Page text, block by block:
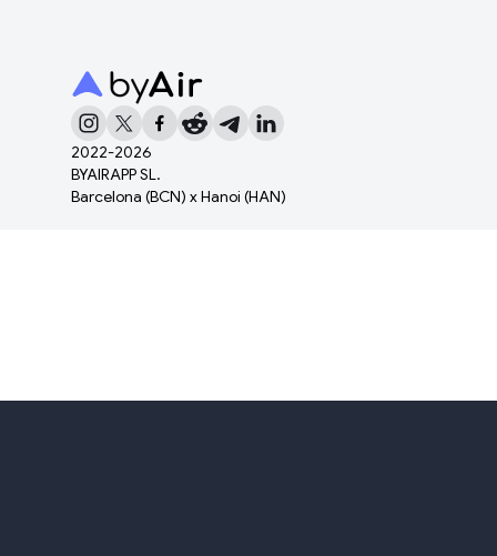
2022-2026
BYAIRAPP SL.
Barcelona (BCN) x Hanoi (HAN)